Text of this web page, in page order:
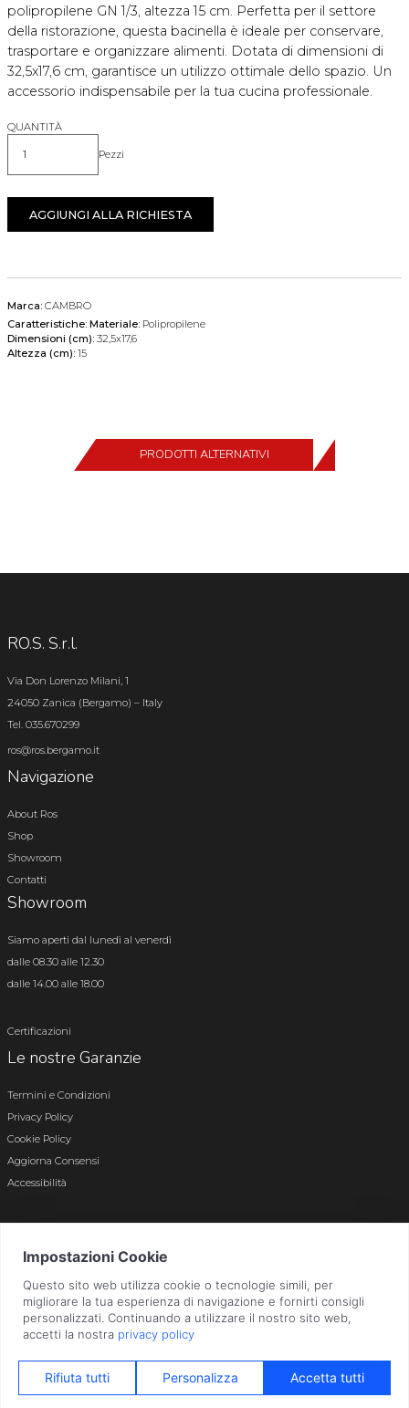
polipropilene GN 1/3, altezza 15 cm. Perfetta per il settore
della ristorazione, questa bacinella è ideale per conservare,
trasportare e organizzare alimenti. Dotata di dimensioni di
32,5x17,6 cm, garantisce un utilizzo ottimale dello spazio. Un
accessorio indispensabile per la tua cucina professionale.
QUANTITÀ
Quantità Pezzi
AGGIUNGI ALLA RICHIESTA
Marca: CAMBRO
Caratteristiche: Materiale: Polipropilene
Dimensioni (cm): 32,5x17,6
Altezza (cm): 15
PRODOTTI ALTERNATIVI
RO.S. S.r.l.
Via Don Lorenzo Milani, 1
24050 Zanica (Bergamo) – Italy
Tel. 035.670299
ros@ros.bergamo.it
Navigazione
About Ros
Shop
Showroom
Contatti
Showroom
Siamo aperti dal lunedì al venerdì
dalle 08.30 alle 12.30
dalle 14.00 alle 18.00
Certificazioni
Le nostre Garanzie
Termini e Condizioni
Privacy Policy
Cookie Policy
Aggiorna Consensi
Accessibilità
Bergamo n. 01496180165 · Capitale Sociale i.v. € 800.000,00